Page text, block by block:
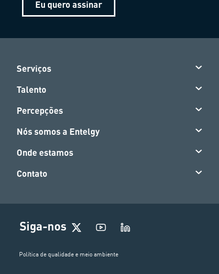
Eu quero assinar
Serviços
Talento
Percepções
Nós somos a Entelgy
Onde estamos
Contato
Siga-nos
Política de qualidade e meio ambiente